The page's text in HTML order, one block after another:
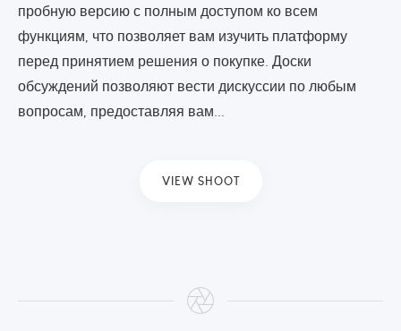
пробную версию с полным доступом ко всем
функциям, что позволяет вам изучить платформу
перед принятием решения о покупке. Доски
обсуждений позволяют вести дискуссии по любым
вопросам, предоставляя вам...
VIEW SHOOT